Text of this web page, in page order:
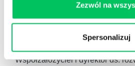
Zezwól na
Spersonalizuj
Michał Wasilewski
Współzałożyciel i dyrektor ds.